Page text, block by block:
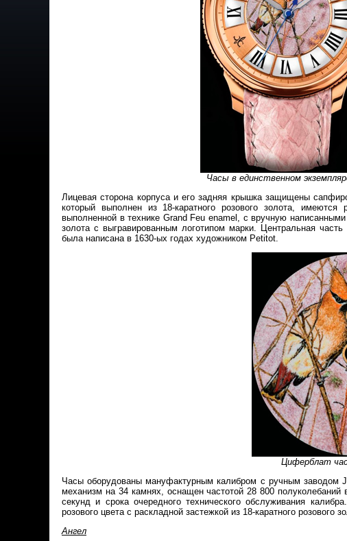
Часы в единственном
Лицевая сторона корпуса и его задняя крышка защищены
который выполнен из 18-каратного розового золота,
выполненной в технике Grand Feu enamel, с вручную
золота с выгравированным логотипом марки. Центральная
была написана в 1630-ых годах художником Petitot.
Циферблат
Часы оборудованы мануфактурным калибром с ручным заводом
механизм на 34 камнях, оснащен частотой 28 800
секунд и срока очередного технического обслуживания
розового цвета с раскладной застежкой из 18-каратного розового
Ангел